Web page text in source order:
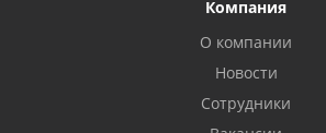
Компания
О компании
Новости
Сотрудники